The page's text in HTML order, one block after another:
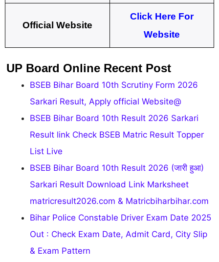
Official Website
Click Here For
Website
UP Board Online Recent Post
BSEB Bihar Board 10th Scrutiny Form 2026
Sarkari Result, Apply official Website@
BSEB Bihar Board 10th Result 2026 Sarkari
Result link Check BSEB Matric Result Topper
List Live
BSEB Bihar Board 10th Result 2026 (जारी हुआ)
Sarkari Result Download Link Marksheet
matricresult2026.com & Matricbiharbihar.com
Bihar Police Constable Driver Exam Date 2025
Out : Check Exam Date, Admit Card, City Slip
& Exam Pattern